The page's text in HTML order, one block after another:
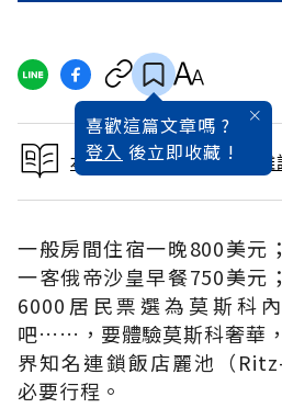
喜歡這篇文章嗎 ?
登入 後立即收藏 !
本文出自 2008 / 5月號雜
一般房間住宿一晚800美元
一客俄帝沙皇早餐750美元
6000居民票選為莫斯科
吧……，要體驗莫斯科奢華
界知名連鎖飯店麗池（
必要行程。